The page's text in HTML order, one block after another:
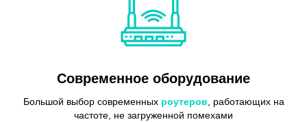
Современное оборудование
Большой выбор современных роутеров, работающих на
частоте, не загруженной помехами